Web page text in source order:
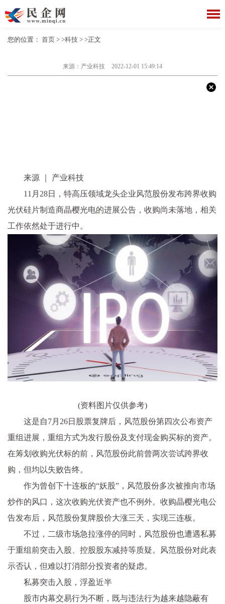
您的位置： 首页 > >科技 > >正文
来源：产业科技 2022-12-01 15:49:14
来源 ｜ 产业科技
11月28日，特高压领域龙头企业风范股份发布跨界收购
光伏硅片制造商晶樱光电的进展公告，收购尚未落地，相关
工作依然处于进行中。
(资料图片仅供参考)
这是自7月26日股票复牌后，风范股份第四次公布资产
重组进展，重组方式为发行股份及支付现金购买标的资产。
在筹划收购光伏标的前，风范股份此前曾两次尝试跨界收
购，但均以失败告终。
作为曾创下十连板的“妖股”，风范股份多次被推向市场
炒作的风口，这次收购光伏资产也不例外。收购晶樱光电公
告发布后，风范股份复牌股价大涨三天，实现三连板。
不过，二级市场急拉涨停的同时，风范股份也遭遇私募
于重组前突击入股、控股股东减持等质疑。风范股份对此表
示否认，但难以打消部分投资者的疑虑。
私募突击入股，浮盈近半
股市内幕交易行为不断，既与违法行为越来越隐蔽有